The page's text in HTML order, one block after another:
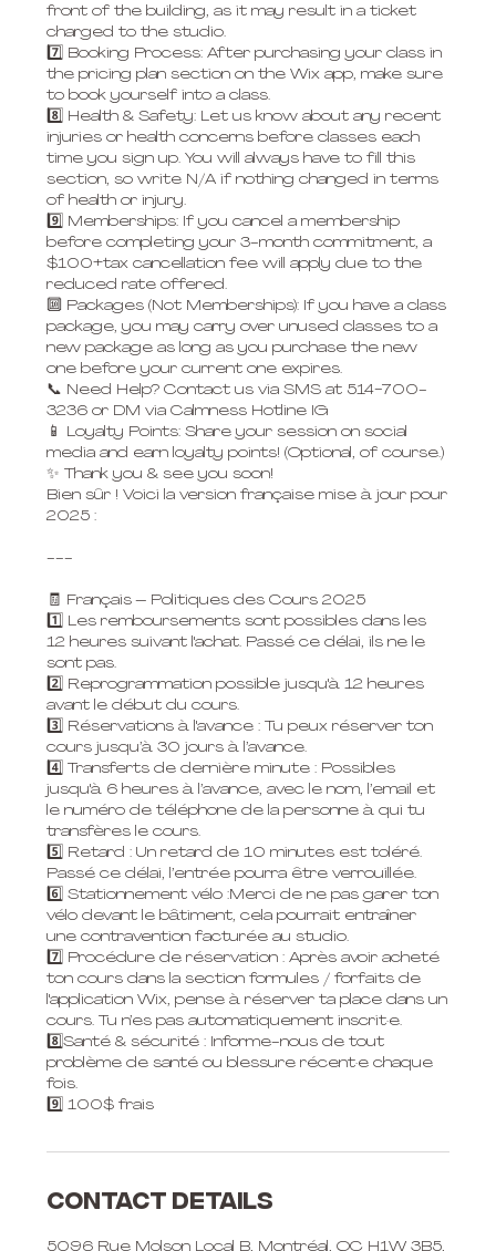
front of the building, as it may result in a ticket
charged to the studio.
7️⃣ Booking Process: After purchasing your class in
the pricing plan section on the Wix app, make sure
to book yourself into a class.
8️⃣ Health & Safety: Let us know about any recent
injuries or health concerns before classes each
time you sign up. You will always have to fill this
section, so write N/A if nothing changed in terms
of health or injury.
9️⃣ Memberships: If you cancel a membership
before completing your 3-month commitment, a
$100+tax cancellation fee will apply due to the
reduced rate offered.
🔟 Packages (Not Memberships): If you have a class
package, you may carry over unused classes to a
new package as long as you purchase the new
one before your current one expires.
📞 Need Help? Contact us via SMS at 514-700-
3236 or DM via Calmness Hotline IG
📱 Loyalty Points: Share your session on social
media and earn loyalty points! (Optional, of course.)
✨ Thank you & see you soon!
Bien sûr ! Voici la version française mise à jour pour
2025 :
---
🧾 Français – Politiques des Cours 2025
1️⃣ Les remboursements sont possibles dans les
12 heures suivant l'achat. Passé ce délai, ils ne le
sont pas.
2️⃣ Reprogrammation possible jusqu'à 12 heures
avant le début du cours.
3️⃣ Réservations à l'avance : Tu peux réserver ton
cours jusqu’à 30 jours à l’avance.
4️⃣ Transferts de dernière minute : Possibles
jusqu'à 6 heures à l’avance, avec le nom, l’email et
le numéro de téléphone de la personne à qui tu
transfères le cours.
5️⃣ Retard : Un retard de 10 minutes est toléré.
Passé ce délai, l’entrée pourra être verrouillée.
6️⃣ Stationnement vélo :Merci de ne pas garer ton
vélo devant le bâtiment, cela pourrait entraîner
une contravention facturée au studio.
7️⃣ Procédure de réservation : Après avoir acheté
ton cours dans la section formules / forfaits de
l'application Wix, pense à réserver ta place dans un
cours. Tu n’es pas automatiquement inscrit·e.
8️⃣Santé & sécurité : Informe-nous de tout
problème de santé ou blessure récent·e chaque
fois.
Contact Details
5096 Rue Molson Local B, Montréal, QC H1W 3B5,